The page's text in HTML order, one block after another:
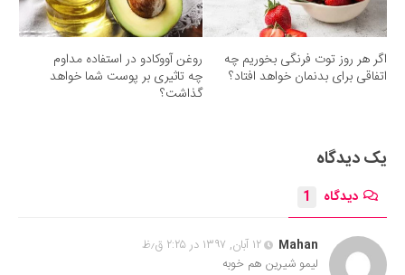
اگر هر روز توت فرنگی بخوریم چه
اتفاقی برای بدنمان خواهد افتاد؟
روغن آووکادو در استفاده مداوم
چه تاثیری بر پوست شما خواهد
گذاشت؟
یک دیدگاه
دیدگاه 1
Mahan
۱۲ آبان, ۱۳۹۷ در ۲:۲۵ ق٫ظ
لیمو شیرین هم خوبه